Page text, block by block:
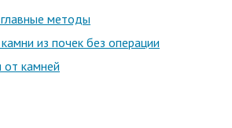
методы
из почек без операции
от камней